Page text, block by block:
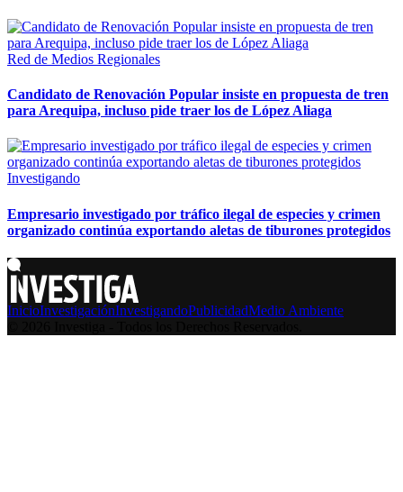
Red de Medios Regionales
Candidato de Renovación Popular insiste en propuesta de tren
para Arequipa, incluso pide traer los de López Aliaga
Investigando
Empresario investigado por tráfico ilegal de especies y crimen
organizado continúa exportando aletas de tiburones protegidos
InicioInvestigaciónInvestigandoPublicidadMedio Ambiente